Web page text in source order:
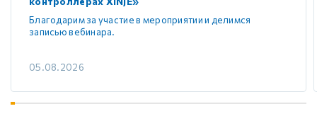
Благодарим за участие в мероприятии и делимся
записью вебинара.
05.08.2026